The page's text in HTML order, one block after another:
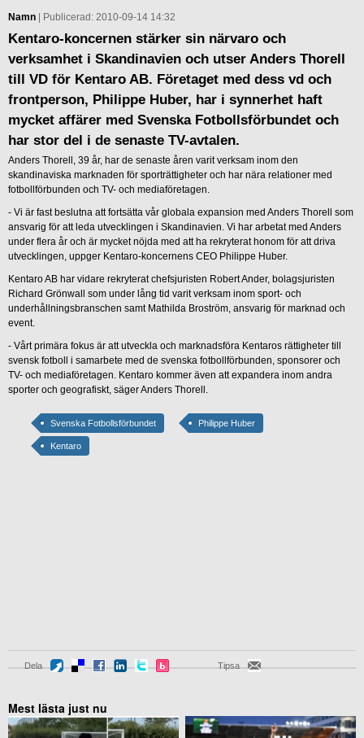
Namn | Publicerad: 2010-09-14 14:32
Kentaro-koncernen stärker sin närvaro och
verksamhet i Skandinavien och utser Anders Thorell
till VD för Kentaro AB. Företaget med dess vd och
frontperson, Philippe Huber, har i synnerhet haft
mycket affärer med Svenska Fotbollsförbundet och
har stor del i de senaste TV-avtalen.
Anders Thorell, 39 år, har de senaste åren varit verksam inom den
skandinaviska marknaden för sporträttigheter och har nära relationer med
fotbollförbunden och TV- och mediaföretagen.
- Vi är fast beslutna att fortsätta vår globala expansion med Anders Thorell som
ansvarig för att leda utvecklingen i Skandinavien. Vi har arbetat med Anders
under flera år och är mycket nöjda med att ha rekryterat honom för att driva
utvecklingen, uppger Kentaro-koncernens CEO Philippe Huber.
Kentaro AB har vidare rekryterat chefsjuristen Robert Ander, bolagsjuristen
Richard Grönwall som under lång tid varit verksam inom sport- och
underhållningsbranschen samt Mathilda Broström, ansvarig för marknad och
event.
- Vårt primära fokus är att utveckla och marknadsföra Kentaros rättigheter till
svensk fotboll i samarbete med de svenska fotbollförbunden, sponsorer och
TV- och mediaföretagen. Kentaro kommer även att expandera inom andra
sporter och geografiskt, säger Anders Thorell.
Svenska Fotbollsförbundet Philippe Huber
Kentaro
Dela Tipsa
Mest lästa just nu